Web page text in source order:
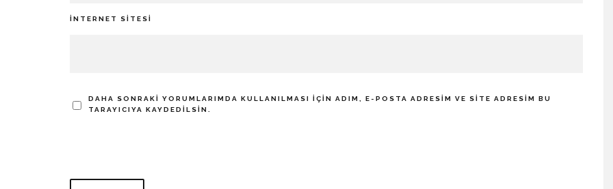
İNTERNET SITESI
DAHA SONRAKI YORUMLARIMDA KULLANILMASI IÇIN ADIM, E-POSTA ADRESIM VE SITE ADRESIM BU
TARAYICIYA KAYDEDILSIN.